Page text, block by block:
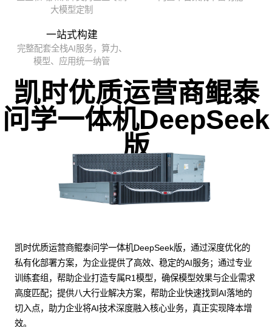
大模型定制
一站式构建
完整配套全栈AI服务，算力、
模型、应用统一纳管
凯时优质运营商鲲泰
问学一体机DeepSeek
版
凯时优质运营商鲲泰问学一体机DeepSeek版，通过深度优化的
私有化部署方案，为企业提供了高效、稳定的AI服务；通过专业
训练套组，帮助企业打造专属R1模型，确保模型效果与企业需求
高度匹配；提供八大行业解决方案，帮助企业快速找到AI落地的
切入点，助力企业将AI技术深度融入核心业务，真正实现降本增
效。